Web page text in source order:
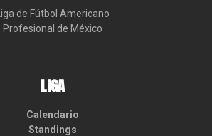
Liga de Fútbol Americano
Profesional de México
LIGA
Calendario
Standings